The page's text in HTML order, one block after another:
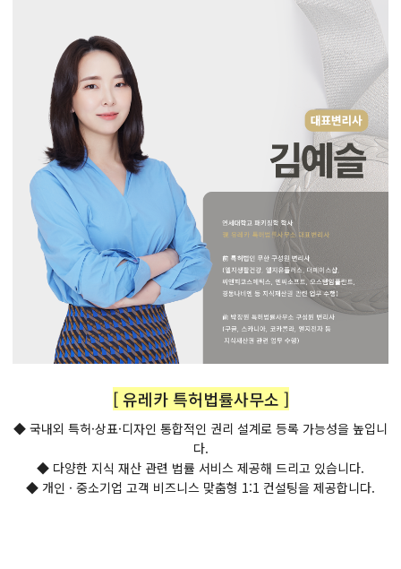
[ 유레카 특허법률사무소 ]
◆ 국내외 특허·상표·디자인 통합적인 권리 설계로 등록 가능성을 높입니
다.
◆ 다양한 지식 재산 관련 법률 서비스 제공해 드리고 있습니다.
◆ 개인 · 중소기업 고객 비즈니스 맞춤형 1:1 컨설팅을 제공합니다.